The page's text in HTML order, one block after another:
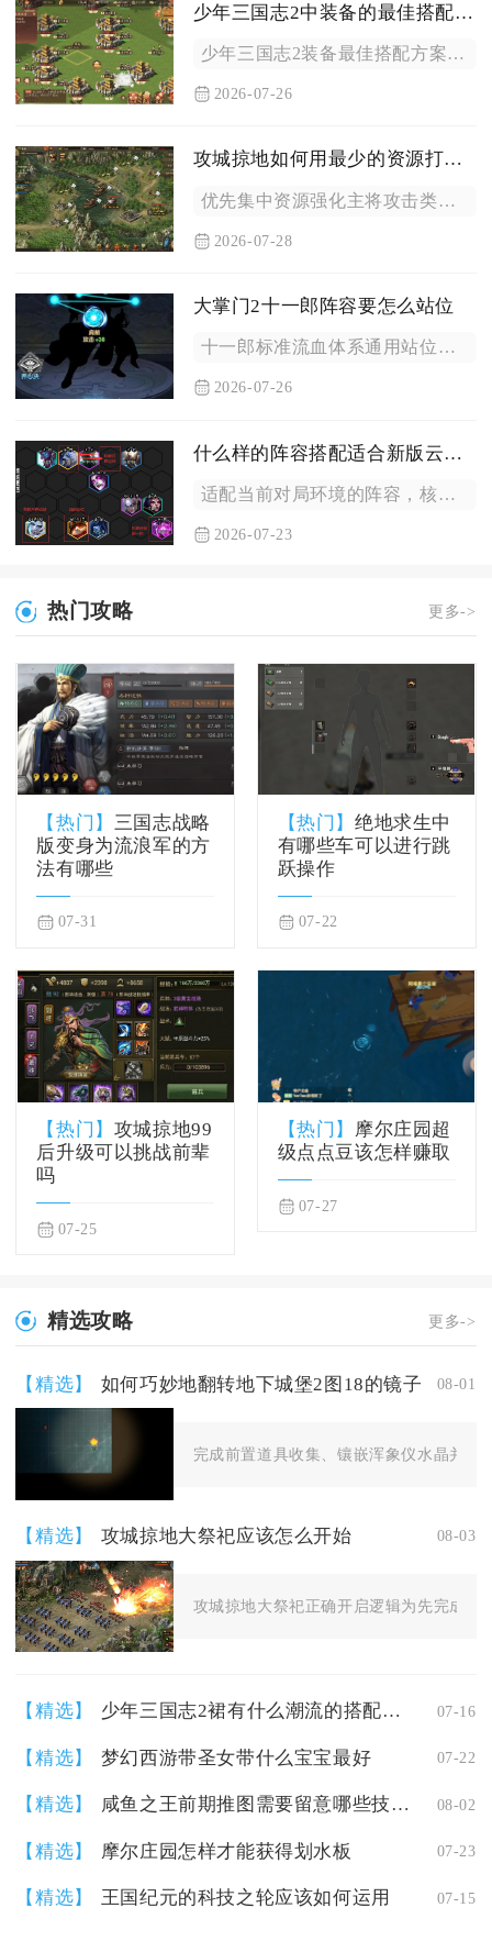
少年三国志2中装备的最佳搭配是什么
少年三国志2装备最佳搭配方案为：核心输出武将全套紫金输出套装...
2026-07-26
攻城掠地如何用最少的资源打造出强大的兵器
优先集中资源强化主将攻击类兵器、把控镔铁与百炼钢全渠道收益、...
2026-07-28
大掌门2十一郎阵容要怎么站位
十一郎标准流血体系通用站位为一号位中原一点红，二号位楚留香，...
2026-07-26
什么样的阵容搭配适合新版云顶之弈
适配当前对局环境的阵容，核心遵循装备适配、运营节奏可控、羁绊...
2026-07-23
热门攻略 更多->
【热门】 三国志战略
版变身为流浪军的方
法有哪些
07-31
【热门】绝地求生中
有哪些车可以进行跳
跃操作
07-22
【热门】 攻城掠地99
后升级可以挑战前辈
吗
07-25
【热门】 摩尔庄园超
级点点豆该怎样赚取
07-27
精选攻略 更多->
【精选】 如何巧妙地翻转地下城堡2图18的镜子 08-01
完成前置道具收集、镶嵌浑象仪水晶并击
【精选】 攻城掠地大祭祀应该怎么开始 08-03
攻城掠地大祭祀正确开启逻辑为先完成主
【精选】 少年三国志2裙有什么潮流的搭配方式吗 07-16
【精选】 梦幻西游带圣女带什么宝宝最好 07-22
【精选】 咸鱼之王前期推图需要留意哪些技能发动时机 08-02
【精选】 摩尔庄园怎样才能获得划水板 07-23
【精选】 王国纪元的科技之轮应该如何运用 07-15